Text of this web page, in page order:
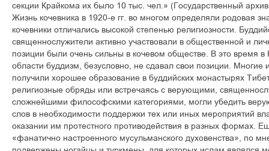
секции Крайкома их было 10 тыс. чел.» (Государственный
Жизнь кочевника в 1920-е гг. во многом определяли родовая
кочевники отличались высокой степенью религиозности.
священнослужители активно участвовали в общественной и
позиции были очень сильны в кочевом обществе. В это время
области буддизм, безусловно, не сдавал свои позиции. Многие
получили хорошее образование в буддийских монастырях
религиозные обряды или встречаясь с верующими,
сложнейшими философскими категориями, могли убедить
слов в необходимости поддержки тех или иных мероприятий
оказании им протестного противодействия в разных формах.
«фанатично настроенного мусульманского духовенства», по